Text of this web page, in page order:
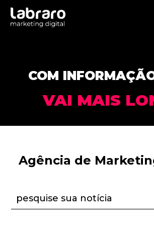
COM
VAI MAIS
Agência de
pesquise sua notícia